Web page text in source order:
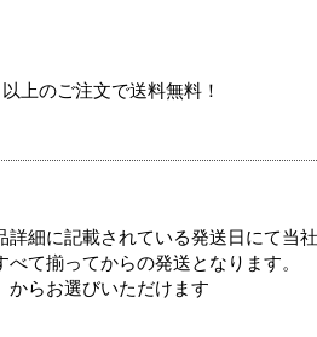
上のご注文で送料無料！
細に記載されている発送日にて当
て揃ってからの発送となります。
らお選びいただけます